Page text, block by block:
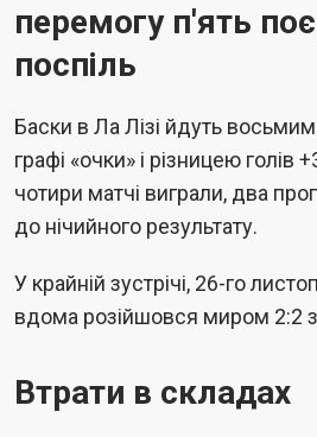
перемогу п'ять
поспіль
Баски в Ла Лізі йдуть
графі «очки» і різницею голів
чотири матчі виграли, два
до нічийного результату.
У крайній зустрічі, 26-го
вдома розійшовся миром 2:2
Втрати в складах